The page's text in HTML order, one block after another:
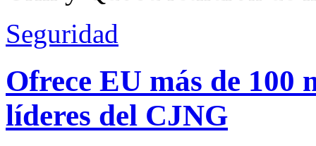
Seguridad
Ofrece EU más de 100
líderes del CJNG